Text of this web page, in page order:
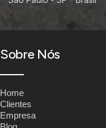
Sobre Nós
Home
Clientes
Empresa